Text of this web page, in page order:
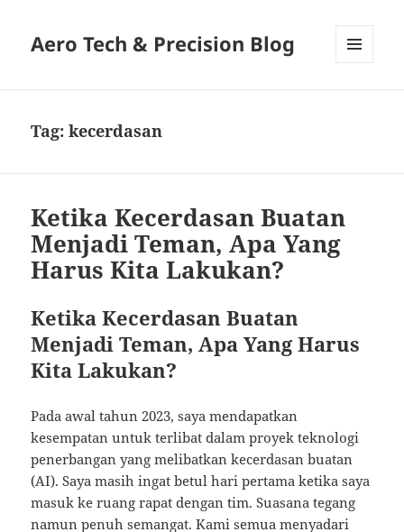
Aero Tech & Precision Blog
Tag:kecerdasan
Ketika Kecerdasan Buatan
Menjadi Teman, Apa Yang
Harus Kita Lakukan?
Ketika Kecerdasan Buatan
Menjadi Teman, Apa Yang Harus
Kita Lakukan?
Pada awal tahun 2023, saya mendapatkan
kesempatan untuk terlibat dalam proyek teknologi
penerbangan yang melibatkan kecerdasan buatan
(AI). Saya masih ingat betul hari pertama ketika saya
masuk ke ruang rapat dengan tim. Suasana tegang
namun penuh semangat. Kami semua menyadari